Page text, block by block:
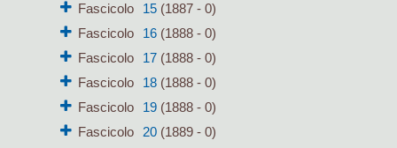
Fascicolo
15(1887 - 0)
Fascicolo
16(1888 - 0)
Fascicolo
17(1888 - 0)
Fascicolo
18(1888 - 0)
Fascicolo
19(1888 - 0)
Fascicolo
20(1889 - 0)